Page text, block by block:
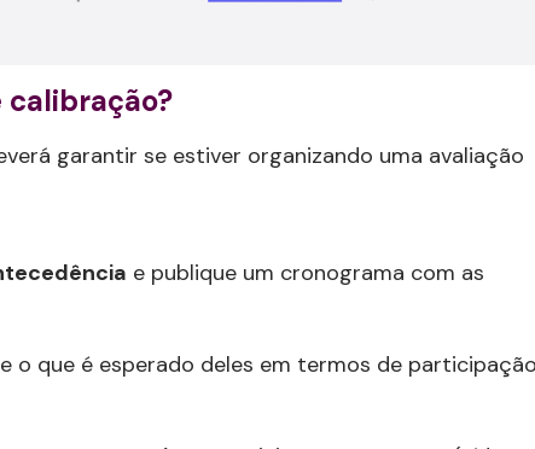
calibração?
garantir se estiver organizando uma avaliação
e publique um cronograma com as
o que é esperado deles em termos de